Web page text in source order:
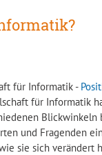
für Informatik -
für Informatik
und Fragenden
sie sich verändert